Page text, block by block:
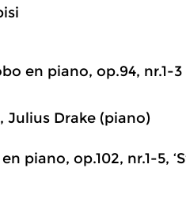
en piano, op.94, nr.1-3
Julius Drake (piano)
piano, op.102, nr.1-5,